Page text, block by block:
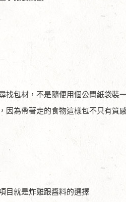
找包材，不是隨便用個公闆紙袋裝
因為帶著走的食物這樣包不只有質
目就是炸雞跟醬料的選擇